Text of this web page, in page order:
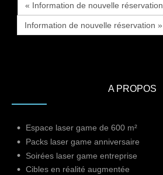
« Information de nouvelle réservation
Information de nouvelle réservation »
A PROPOS
Espace laser game de 600 m²
Packs laser game anniversaire
Soirées laser game entreprise
Cibles en réalité augmentée